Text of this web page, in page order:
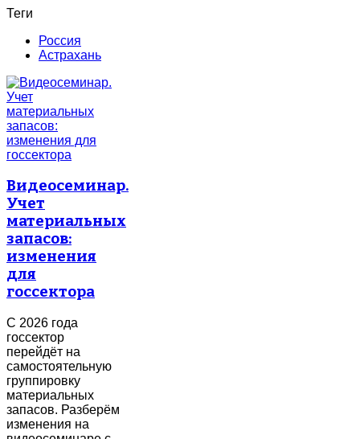
Теги
Россия
Астрахань
Видеосеминар.
Учет
материальных
запасов:
изменения
для
госсектора
С 2026 года
госсектор
перейдёт на
самостоятельную
группировку
материальных
запасов. Разберём
изменения на